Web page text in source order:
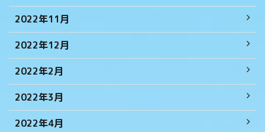
2022年11月
2022年12月
2022年2月
2022年3月
2022年4月